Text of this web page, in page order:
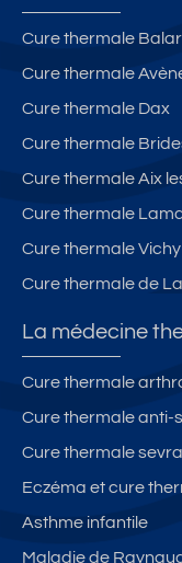
Cure thermale
Cure thermale
Cure thermale Dax
Cure thermale
Cure thermale Aix
Cure thermale
Cure thermale Vichy
Cure thermale de
La médecine
Cure thermale
Cure thermale anti-
Cure thermale
Eczéma et cure
Asthme infantile
Maladie de